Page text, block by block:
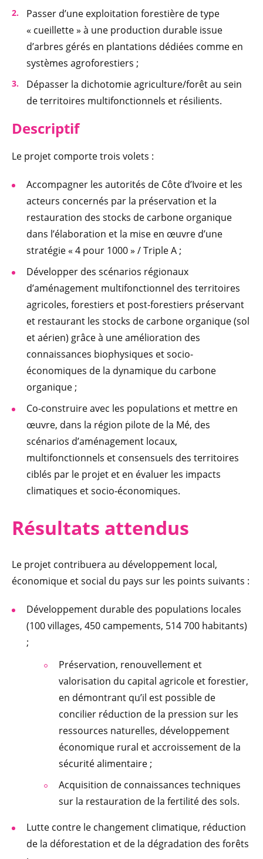
Passer d’une exploitation forestière de type
« cueillette » à une production durable issue
d’arbres gérés en plantations dédiées comme en
systèmes agroforestiers ;
Dépasser la dichotomie agriculture/forêt au sein
de territoires multifonctionnels et résilients.
Descriptif
Le projet comporte trois volets :
Accompagner les autorités de Côte d’Ivoire et les
acteurs concernés par la préservation et la
restauration des stocks de carbone organique
dans l’élaboration et la mise en œuvre d’une
stratégie « 4 pour 1000 » / Triple A ;
Développer des scénarios régionaux
d’aménagement multifonctionnel des territoires
agricoles, forestiers et post-forestiers préservant
et restaurant les stocks de carbone organique (sol
et aérien) grâce à une amélioration des
connaissances biophysiques et socio-
économiques de la dynamique du carbone
organique ;
Co-construire avec les populations et mettre en
œuvre, dans la région pilote de la Mé, des
scénarios d’aménagement locaux,
multifonctionnels et consensuels des territoires
ciblés par le projet et en évaluer les impacts
climatiques et socio-économiques.
Résultats attendus
Le projet contribuera au développement local,
économique et social du pays sur les points suivants :
Développement durable des populations locales
(100 villages, 450 campements, 514 700 habitants)
;
Préservation, renouvellement et
valorisation du capital agricole et forestier,
en démontrant qu’il est possible de
concilier réduction de la pression sur les
ressources naturelles, développement
économique rural et accroissement de la
sécurité alimentaire ;
Acquisition de connaissances techniques
sur la restauration de la fertilité des sols.
Lutte contre le changement climatique, réduction
de la déforestation et de la dégradation des forêts